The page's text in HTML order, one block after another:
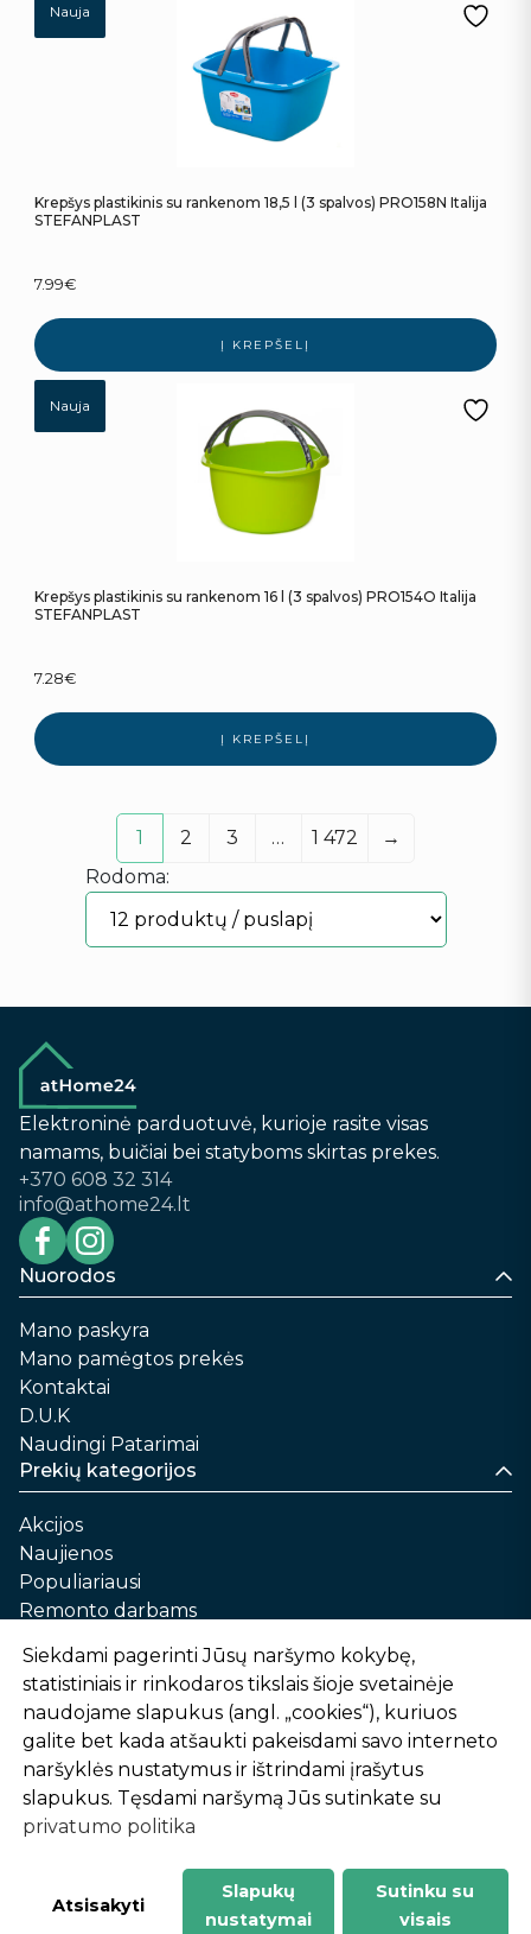
Nauja
Krepšys plastikinis su rankenom 18,5 l (3 spalvos) PRO158N Italija
STEFANPLAST
7.99€
Į KREPŠELĮ
Nauja
Krepšys plastikinis su rankenom 16 l (3 spalvos) PRO154O Italija
STEFANPLAST
7.28€
Į KREPŠELĮ
1 2 3 … 1 472
→
Rodoma:
Elektroninė parduotuvė, kurioje rasite visas
namams, buičiai bei statyboms skirtas prekes.
+370 608 32 314
info@athome24.lt
Nuorodos
Mano paskyra
Mano pamėgtos prekės
Kontaktai
D.U.K
Naudingi Patarimai
Prekių kategorijos
Akcijos
Naujienos
Populiariausi
Remonto darbams
Automobilių priežiūrai
Sodui ir daržui
Informacija
Apie mus
Prekių pirkimo – pardavimo taisyklės
Prekių pristatymas ir atsiėmimas
-
1
2
%
n
u
o
l
a
i
d
Siekdami pagerinti Jūsų naršymo kokybę,
statistiniais ir rinkodaros tikslais šioje svetainėje
naudojame slapukus (angl. „cookies“), kuriuos
galite bet kada atšaukti pakeisdami savo interneto
naršyklės nustatymus ir ištrindami įrašytus
slapukus. Tęsdami naršymą Jūs sutinkate su
privatumo politika
Atsisakyti
Slapukų
nustatymai
Sutinku su
visais